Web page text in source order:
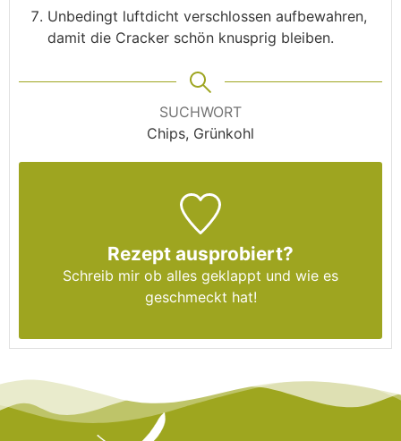
Unbedingt luftdicht verschlossen aufbewahren,
damit die Cracker schön knusprig bleiben.
SUCHWORT
Chips, Grünkohl
Rezept ausprobiert?
Schreib mir ob alles geklappt und wie es
geschmeckt hat!